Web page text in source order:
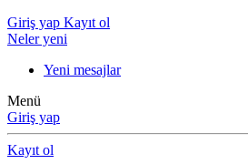
Giriş yap Kayıt ol
Neler yeni
Yeni mesajlar
Menü
Giriş yap
Kayıt ol